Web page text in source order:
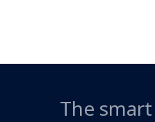
The